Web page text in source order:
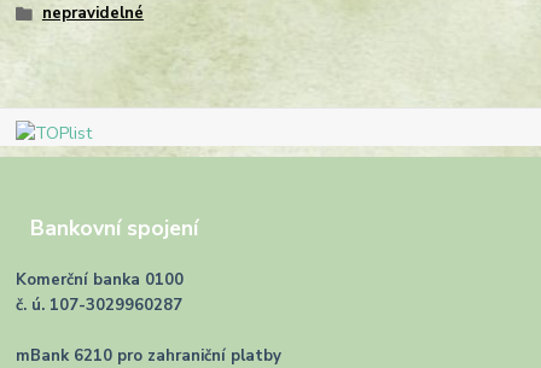
nepravidelné
Bankovní spojení
Komerční banka 0100
č. ú. 107-3029960287
mBank 6210 pro zahraniční platby